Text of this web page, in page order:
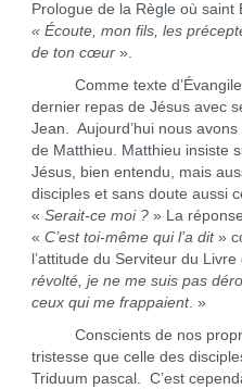
Prologue de la Règle où saint
« Écoute, mon fils, les
de ton cœur».
Comme texte d’Évangile
dernier repas de Jésus avec
Jean. Aujourd’hui nous
de Matthieu. Matthieu insiste
Jésus, bien entendu, mais
disciples et sans doute aussi
« Serait-ce moi ?» La
« C’est toi-même qui l’a dit»
l’attitude du Serviteur du
révolté, je ne me suis pas
ceux qui me frappaient. »
Conscients de nos
tristesse que celle des
Triduum pascal. C’est